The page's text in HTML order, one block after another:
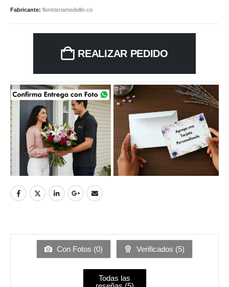
Fabricante: floristeriamedellin.co
REALIZAR PEDIDO
Con Fotos (0) Verificados (5)
Todas las